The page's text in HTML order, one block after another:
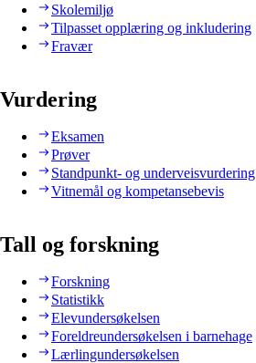
Skolemiljø
Tilpasset opplæring og inkludering
Fravær
Vurdering
Eksamen
Prøver
Standpunkt- og underveisvurdering
Vitnemål og kompetansebevis
Tall og forskning
Forskning
Statistikk
Elevundersøkelsen
Foreldreundersøkelsen i barnehage
Lærlingundersøkelsen